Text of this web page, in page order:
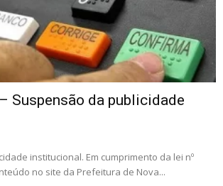
Suspensão da publicidade
institucional. Em cumprimento da lei nº
no site da Prefeitura de Nova...